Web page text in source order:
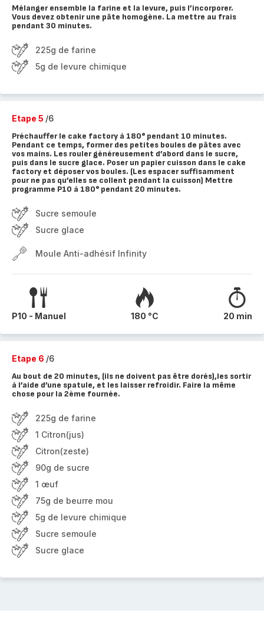
Mélanger ensemble la farine et la levure, puis l’incorporer.
Vous devez obtenir une pâte homogène. La mettre au frais
pendant 30 minutes.
225g de farine
5g de levure chimique
Etape 5 /6
Préchauffer le cake factory à 180° pendant 10 minutes.
Pendant ce temps, former des petites boules de pâtes avec
vos mains. Les rouler généreusement d’abord dans le sucre,
puis dans le sucre glace. Poser un papier cuisson dans le cake
factory et déposer vos boules. (Les espacer suffisamment
pour ne pas qu’elles se collent pendant la cuisson) Mettre
programme P10 à 180° pendant 20 minutes.
Sucre semoule
Sucre glace
Moule Anti-adhésif Infinity
P10 - Manuel 180 °C 20 min
Etape 6 /6
Au bout de 20 minutes, (ils ne doivent pas être dorés),les sortir
à l’aide d’une spatule, et les laisser refroidir. Faire la même
chose pour la 2ème fournée.
225g de farine
1 Citron(jus)
Citron(zeste)
90g de sucre
1 œuf
75g de beurre mou
5g de levure chimique
Sucre semoule
Sucre glace